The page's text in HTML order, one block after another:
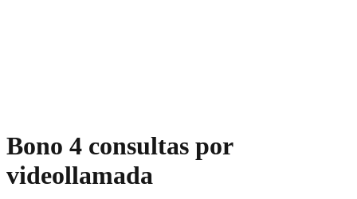
Bono 4 consultas por
videollamada